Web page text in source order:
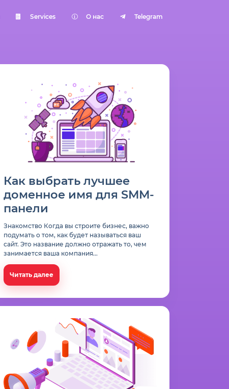
Services О нас Telegram
Как выбрать лучшее
доменное имя для SMM-
панели
Знакомство Когда вы строите бизнес, важно
подумать о том, как будет называться ваш
сайт. Это название должно отражать то, чем
занимается ваша компания...
Читать далее